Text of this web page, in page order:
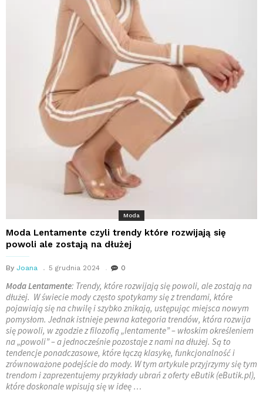
Moda
Moda Lentamente czyli trendy które rozwijają się
powoli ale zostają na dłużej
By Joana 5 grudnia 2024 0
Moda Lentamente: Trendy, które rozwijają się powoli, ale zostają na
dłużej. W świecie mody często spotykamy się z trendami, które
pojawiają się na chwilę i szybko znikają, ustępując miejsca nowym
pomysłom. Jednak istnieje pewna kategoria trendów, która rozwija
się powoli, w zgodzie z filozofią „lentamente” – włoskim określeniem
na „powoli” – a jednocześnie pozostaje z nami na dłużej. Są to
tendencje ponadczasowe, które łączą klasykę, funkcjonalność i
zrównoważone podejście do mody. W tym artykule przyjrzymy się tym
trendom i zaprezentujemy przykłady ubrań z oferty eButik (eButik.pl),
które doskonale wpisują się w ideę …